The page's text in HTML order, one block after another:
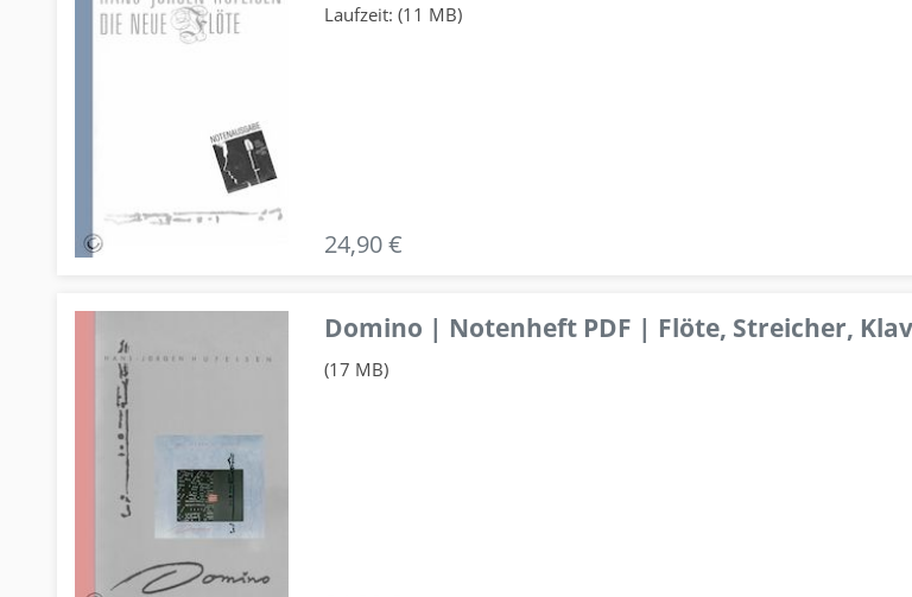
Laufzeit: (11 MB)
24,90 €
Domino | Notenheft PDF | Flöte, Streicher,
(17 MB)